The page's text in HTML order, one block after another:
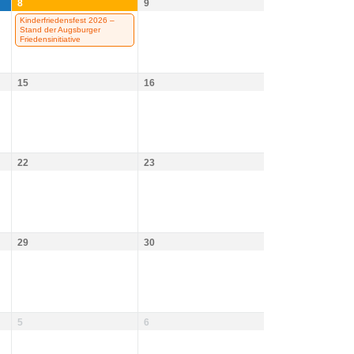
8
Kinderfriedensfest 2026 –
Stand der Augsburger
Friedensinitiative
9
15 16
22 23
29 30
5 6